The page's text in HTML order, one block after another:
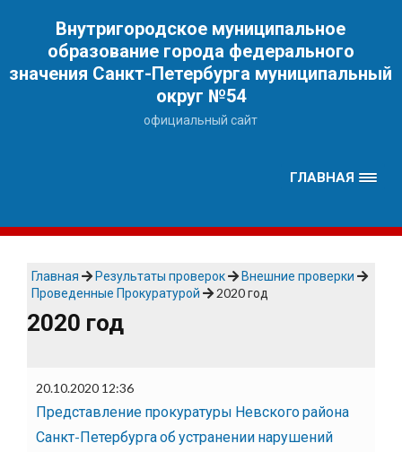
Внутригородское муниципальное
образование города федерального
значения Санкт-Петербурга муниципальный
округ №54
официальный сайт
ГЛАВНАЯ
Главная Результаты проверок
Внешние проверки
Проведенные Прокуратурой
2020 год
2020 год
20.10.2020 12:36
Представление прокуратуры Невского района
Санкт-Петербурга об устранении нарушений